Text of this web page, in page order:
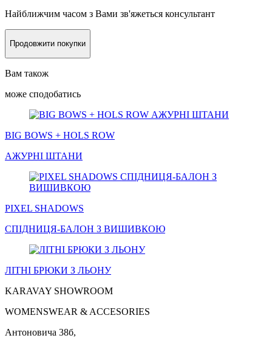
Найближчим часом з Вами зв'яжеться консультант
Продовжити покупки
Вам також
може сподобатись
BIG BOWS + HOLS ROW
АЖУРНІ ШТАНИ
PIXEL SHADOWS
СПІДНИЦЯ-БАЛОН З ВИШИВКОЮ
ЛІТНІ БРЮКИ З ЛЬОНУ
KARAVAY SHOWROOM
WOMENSWEAR & ACCESORIES
Антоновича 38б,